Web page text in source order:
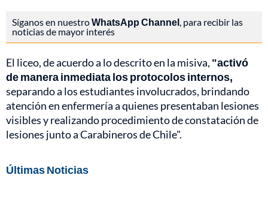
Síganos en nuestroWhatsApp Channel, para recibir las
noticias de mayor interés
El liceo, de acuerdo a lo descrito en la misiva, "activó
de manera inmediata los protocolos internos,
separando a los estudiantes involucrados, brindando
atención en enfermería a quienes presentaban lesiones
visibles y realizando procedimiento de constatación de
lesiones junto a Carabineros de Chile".
Últimas Noticias